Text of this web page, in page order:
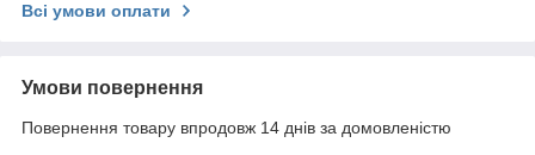
Всі умови оплати
Умови повернення
Повернення товару впродовж 14 днів за домовленістю